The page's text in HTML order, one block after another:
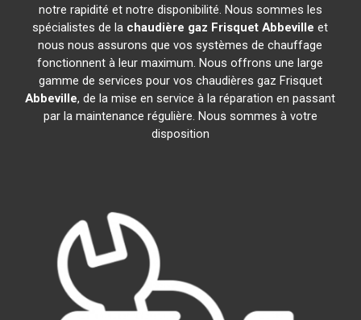
notre rapidité et notre disponibilité. Nous sommes les
spécialistes de la chaudière gaz Frisquet Abbeville et
nous nous assurons que vos systèmes de chauffage
fonctionnent à leur maximum. Nous offrons une large
gamme de services pour vos chaudières gaz Frisquet
Abbeville, de la mise en service à la réparation en passant
par la maintenance régulière. Nous sommes à votre
disposition